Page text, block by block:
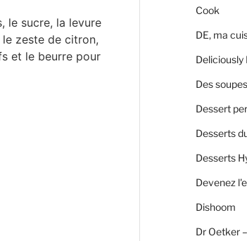
le sucre, la levure
zeste de citron,
et le beurre pour
Cook
DE, ma
Deliciously
Des
Dessert
Desserts
Desserts
Devenez
Dishoom
Dr Oetker